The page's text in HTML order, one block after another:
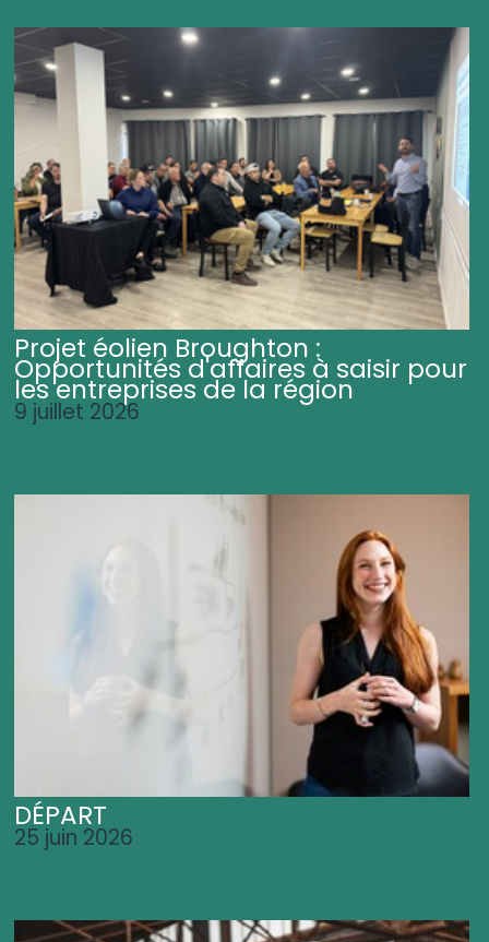
Projet éolien Broughton :
Opportunités d'affaires à saisir pour
les entreprises de la région
9 juillet 2026
DÉPART
25 juin 2026